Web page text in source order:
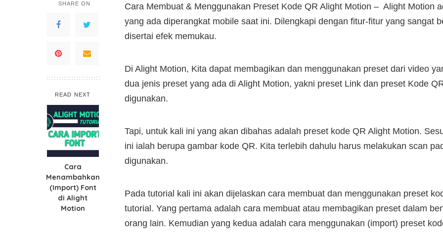
SHARE ON
READ NEXT
Cara
Menambahkan
(Import) Font
di Alight
Motion
Cara Membuat & Menggunakan Preset Kode QR Alight Motion – Alight Motion
yang ada diperangkat mobile saat ini. Dilengkapi dengan fitur-fitur yang sangat
disertai efek memukau.
Di Alight Motion, Kita dapat membagikan dan menggunakan preset dari video
dua jenis preset yang ada di Alight Motion, yakni preset Link dan preset Kode
digunakan.
Tapi, untuk kali ini yang akan dibahas adalah preset kode QR Alight Motion.
ini ialah berupa gambar kode QR. Kita terlebih dahulu harus melakukan scan
digunakan.
Pada tutorial kali ini akan dijelaskan cara membuat dan menggunakan preset
tutorial. Yang pertama adalah cara membuat atau membagikan preset dalam
orang lain. Kemudian yang kedua adalah cara menggunakan (import) preset